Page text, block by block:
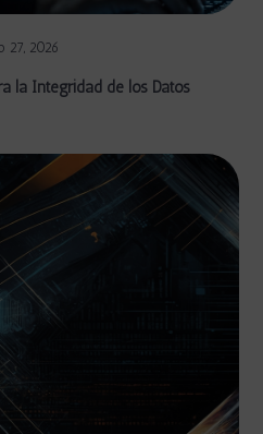
27, 2026
la Integridad de los Datos